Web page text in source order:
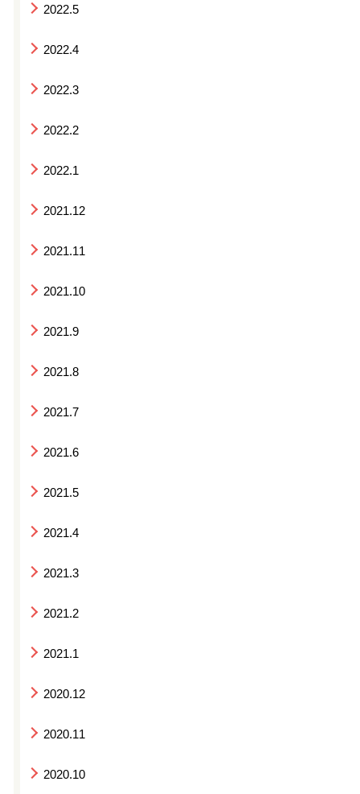
2022.5
2022.4
2022.3
2022.2
2022.1
2021.12
2021.11
2021.10
2021.9
2021.8
2021.7
2021.6
2021.5
2021.4
2021.3
2021.2
2021.1
2020.12
2020.11
2020.10